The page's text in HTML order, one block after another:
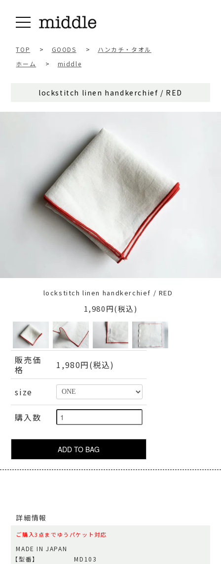
TOP > GOODS >
ハンカチ・タオル
ホーム
> middle
lockstitch linen handkerchief / RED
lockstitch linen handkerchief / RED
1,980円(税込)
販売価
格
1,980円(税込)
size
購入数
詳細情報
ご購入3点までゆうパケット対応
MADE IN JAPAN
【型番】
MD103